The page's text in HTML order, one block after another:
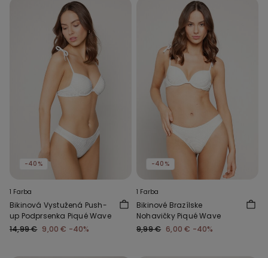
-40%
1 Farba
Bikinová Vystužená Push-
up Podprsenka Piqué Wave
14,99 € 9,00 € -40%
-40%
1 Farba
Bikinové Brazílske
Nohavičky Piqué Wave
9,99 € 6,00 € -40%